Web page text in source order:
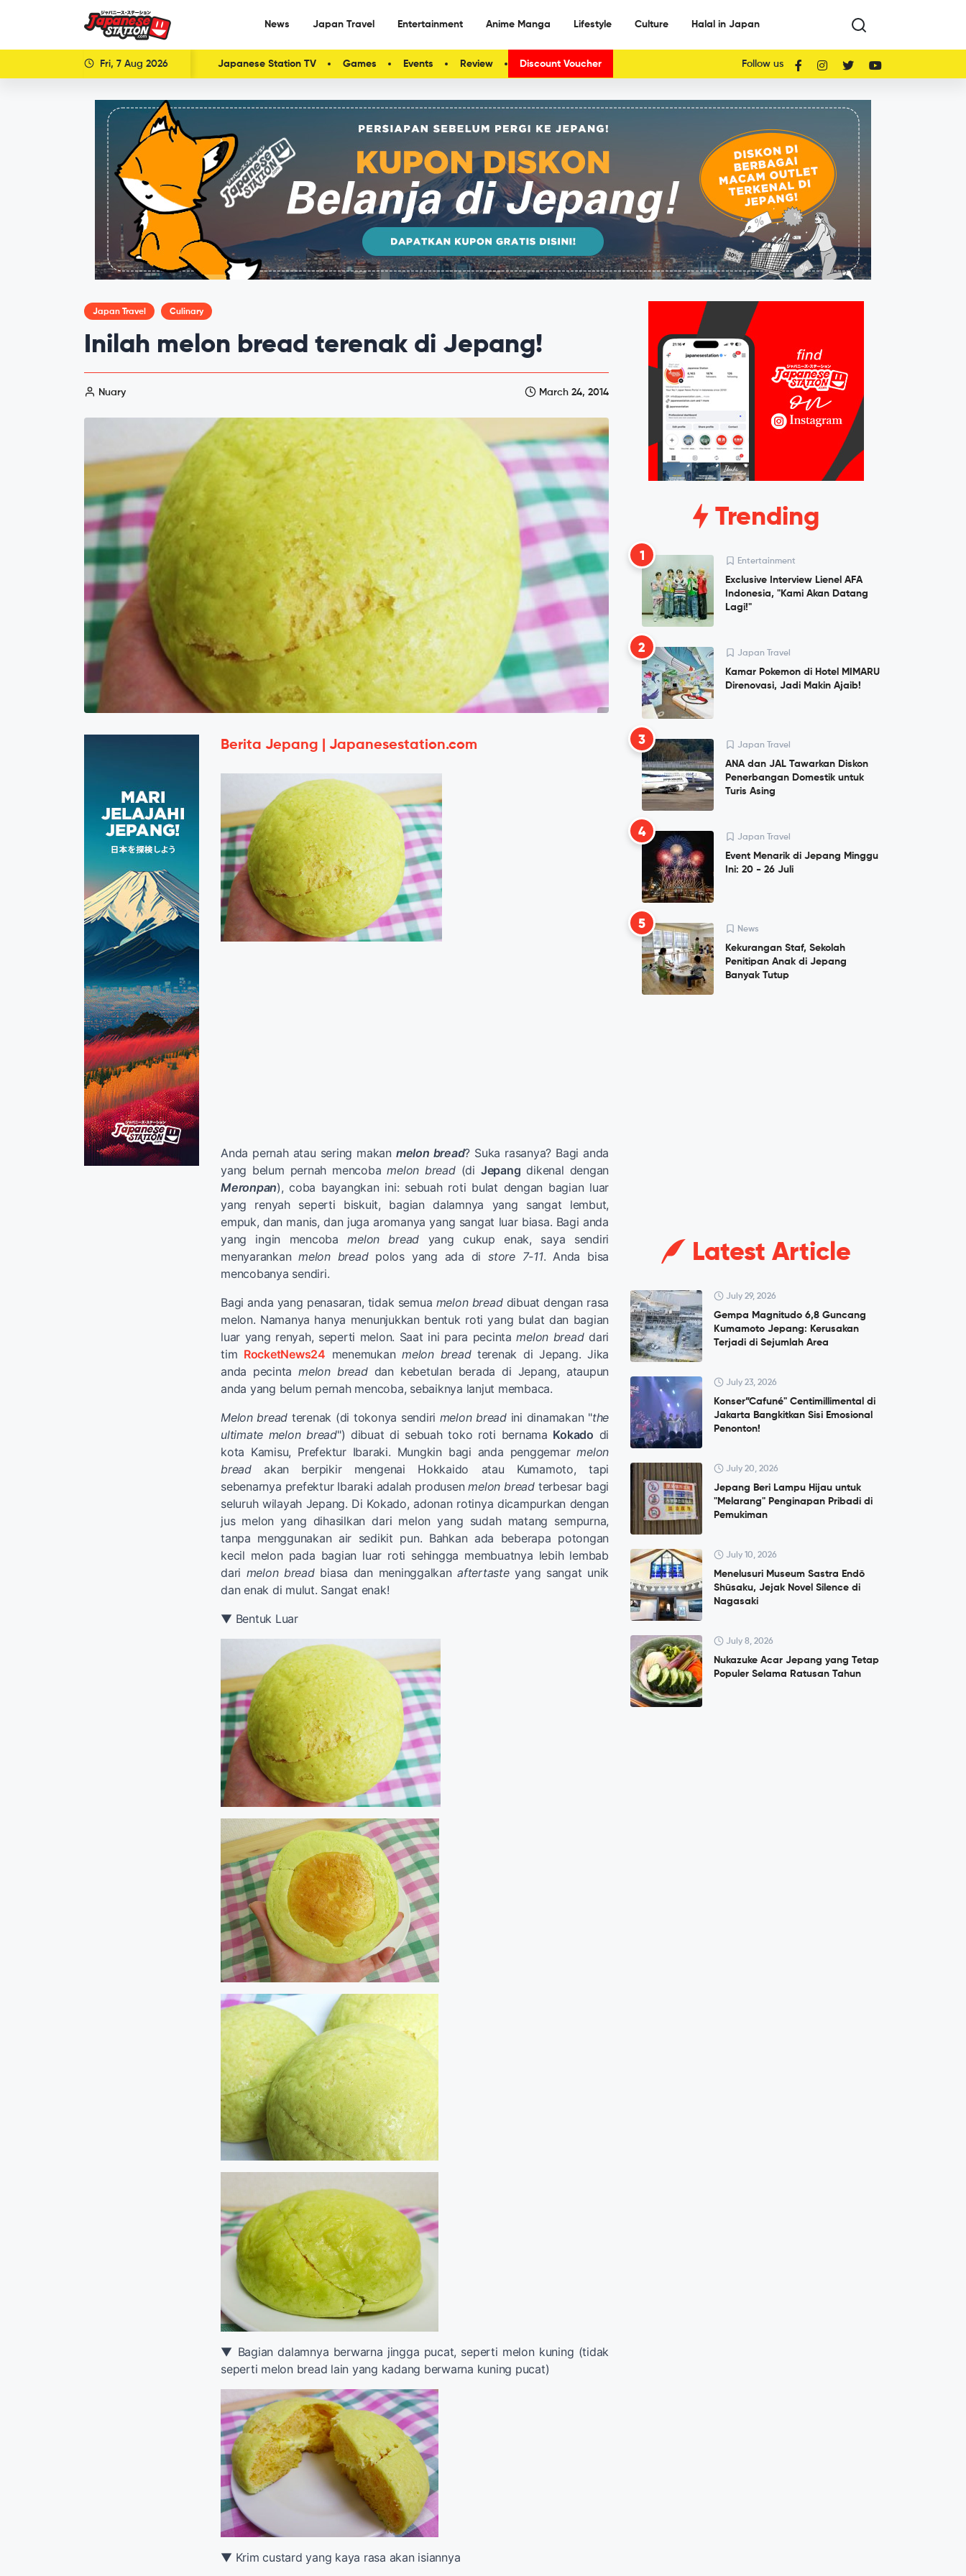
News Japan Travel Entertainment Anime Manga Lifestyle Culture Halal in Japan
Fri, 7 Aug 2026 Japanese Station TV Games Events Review Discount Voucher Follow us
Japan Travel Culinary
Inilah melon bread terenak di Jepang!
Nuary March 24, 2014
Berita Jepang | Japanesestation.com
Anda pernah atau sering makan melon bread? Suka rasanya? Bagi anda
yang belum pernah mencobamelon bread(di Jepang dikenal dengan
Meronpan), coba bayangkan ini: sebuah roti bulat dengan bagian luar
yang renyah seperti biskuit, bagian dalamnya yang sangat lembut,
empuk, dan manis, dan juga aromanya yang sangat luar biasa. Bagi anda
yang ingin mencobamelon bread yang cukup enak, saya sendiri
menyarankanmelon breadpolos yang ada distore 7-11. Anda bisa
mencobanya sendiri.
Bagi anda yang penasaran, tidak semua melon breaddibuat dengan rasa
melon. Namanya hanya menunjukkan bentuk roti yang bulat dan bagian
luar yang renyah, seperti melon. Saat ini para pecintamelon breaddari
tim RocketNews24 menemukanmelon breadterenak di Jepang. Jika
anda pecintamelon breaddan kebetulan berada di Jepang, ataupun
anda yang belum pernah mencoba, sebaiknya lanjut membaca.
Melon bread terenak (di tokonya sendiri melon breadini dinamakan "the
ultimate melon bread") dibuat di sebuah toko roti bernama Kokado di
kota Kamisu, Prefektur Ibaraki. Mungkin bagi anda penggemarmelon
breadakan berpikir mengenai Hokkaido atau Kumamoto, tapi
sebenarnya prefektur Ibaraki adalah produsenmelon breadterbesar bagi
seluruh wilayah Jepang. Di Kokado, adonan rotinya dicampurkan dengan
jus melon yang dihasilkan dari melon yang sudah matang sempurna,
tanpa menggunakan air sedikit pun. Bahkan ada beberapa potongan
kecil melon pada bagian luar roti sehingga membuatnya lebih lembab
dari melon breadbiasa dan meninggalkanaftertasteyang sangat unik
dan enak di mulut. Sangat enak!
▼ Bentuk Luar
▼ Bagian dalamnya berwarna jingga pucat, seperti melon kuning (tidak
seperti melon bread lain yang kadang berwarna kuning pucat)
▼ Krim custard yang kaya rasa akan isiannya
Trending
1 Entertainment
Exclusive Interview Lienel AFA
Indonesia, "Kami Akan Datang
Lagi!"
2 Japan Travel
Kamar Pokemon di Hotel MIMARU
Direnovasi, Jadi Makin Ajaib!
3 Japan Travel
ANA dan JAL Tawarkan Diskon
Penerbangan Domestik untuk
Turis Asing
4 Japan Travel
Event Menarik di Jepang Minggu
Ini: 20 - 26 Juli
5 News
Kekurangan Staf, Sekolah
Penitipan Anak di Jepang
Banyak Tutup
Latest Article
July 29, 2026
Gempa Magnitudo 6,8 Guncang
Kumamoto Jepang: Kerusakan
Terjadi di Sejumlah Area
July 23, 2026
Konser”Cafuné" Centimillimental di
Jakarta Bangkitkan Sisi Emosional
Penonton!
July 20, 2026
Jepang Beri Lampu Hijau untuk
"Melarang" Penginapan Pribadi di
Pemukiman
July 10, 2026
Menelusuri Museum Sastra Endō
Shūsaku, Jejak Novel Silence di
Nagasaki
July 8, 2026
Nukazuke Acar Jepang yang Tetap
Populer Selama Ratusan Tahun